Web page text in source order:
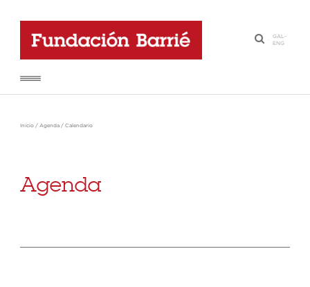
·
GAL-
ENG
Inicio / Agenda / Calendario
Agenda